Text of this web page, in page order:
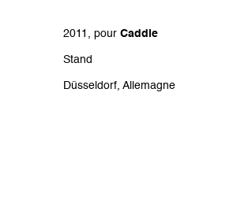
2011, pourCaddie
Stand
Düsseldorf, Allemagne